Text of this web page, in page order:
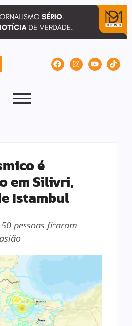
é
em Silivri,
Istambul
pessoas ficaram